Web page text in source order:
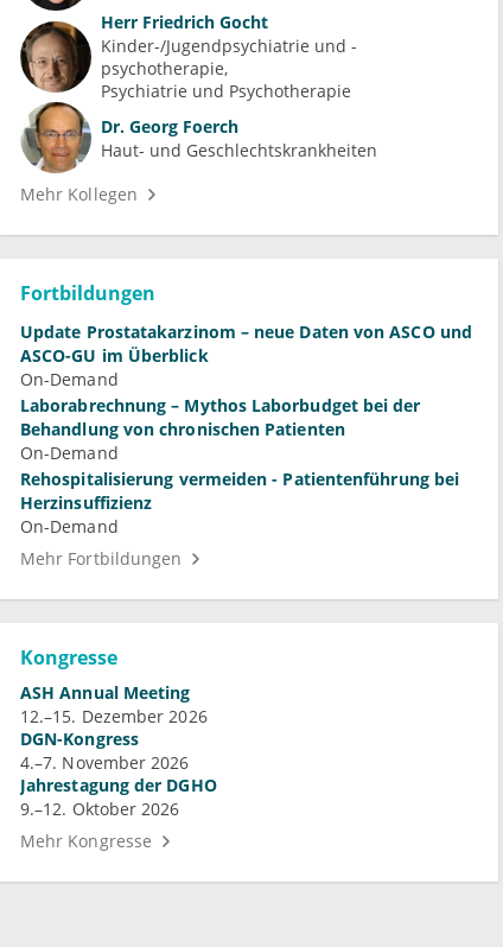
Herr Friedrich Gocht
Kinder-/Jugendpsychiatrie und -
psychotherapie
Psychiatrie und Psychotherapie
Dr. Georg Foerch
Haut- und Geschlechtskrankheiten
Mehr Kollegen
Fortbildungen
Update Prostatakarzinom – neue Daten von ASCO und
ASCO-GU im Überblick
On-Demand
Laborabrechnung – Mythos Laborbudget bei der
Behandlung von chronischen Patienten
On-Demand
Rehospitalisierung vermeiden - Patientenführung bei
Herzinsuffizienz
On-Demand
Mehr Fortbildungen
Kongresse
ASH Annual Meeting
12.–15. Dezember 2026
DGN-Kongress
4.–7. November 2026
Jahrestagung der DGHO
9.–12. Oktober 2026
Mehr Kongresse